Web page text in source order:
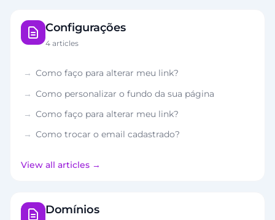
Configurações
4 articles
Como faço para alterar meu link?
Como personalizar o fundo da sua página
Como faço para alterar meu link?
Como trocar o email cadastrado?
View all articles
Domínios